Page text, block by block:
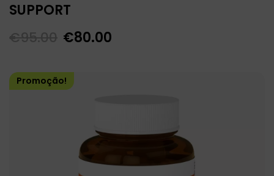
SUPPORT
€80.00
Promoção!